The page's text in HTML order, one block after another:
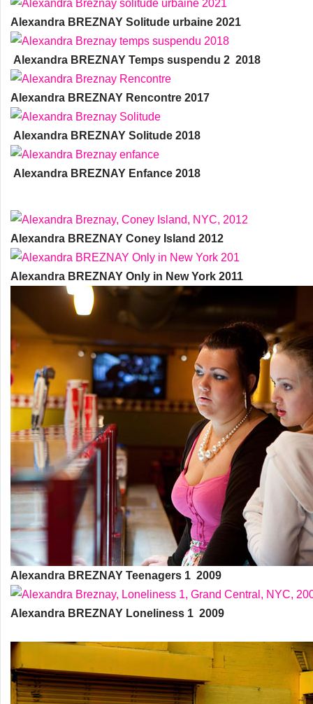
Alexandra BREZNAY Solitude urbaine 2021
Alexandra BREZNAY Temps suspendu 2 2018
Alexandra BREZNAY Rencontre 2017
Alexandra BREZNAY Solitude 2018
Alexandra BREZNAY Enfance 2018
Alexandra BREZNAY Coney Island 2012
Alexandra BREZNAY Only in New York 2011
Alexandra BREZNAY Teenagers 1 2009
Alexandra BREZNAY Loneliness 1 2009